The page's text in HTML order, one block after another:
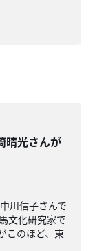
晴光さんが
川信子さんで
文化研究家で
このほど、東